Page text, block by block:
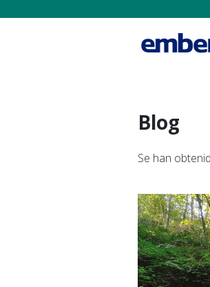
Blog
Se han